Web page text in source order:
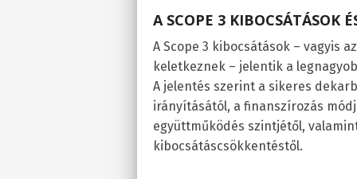
A SCOPE 3 KIBOCSÁTÁSOK
A Scope 3 kibocsátások – vagyis
keletkeznek – jelentik a
A jelentés szerint a sikeres
irányításától, a finanszírozás
együttműködés szintjétől,
kibocsátáscsökkentéstől.